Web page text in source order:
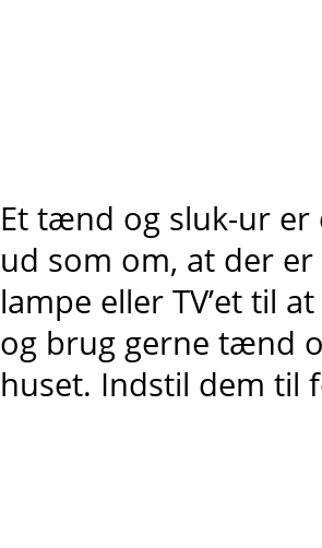
Et tænd og sluk-ur er
ud som om, at der
lampe eller TV’et til
og brug gerne tænd
huset. Indstil dem til